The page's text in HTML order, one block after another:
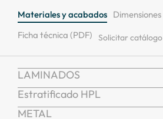
Materiales y acabados Dimensiones
Ficha técnica (PDF)
Solicitar catálogo
LAMINADOS
Estratificado HPL
METAL